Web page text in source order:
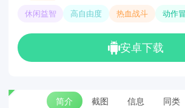
休闲益智 高自由度 热血战斗 动作
安卓下载
简介 截图 信息 同类